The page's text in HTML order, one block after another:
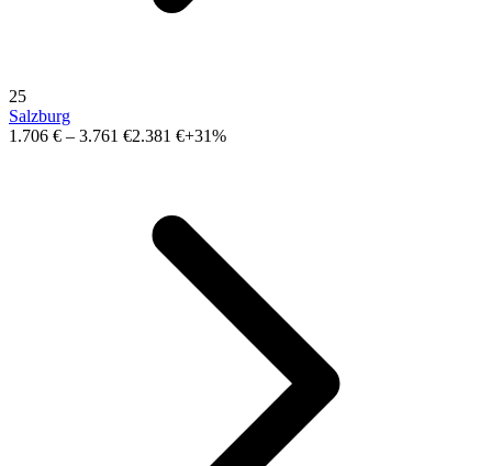
25
Salzburg
1.706 € – 3.761 €2.381 €+31%